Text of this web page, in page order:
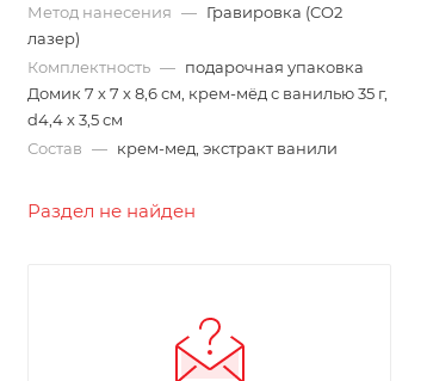
Метод нанесения — Гравировка (CO2
лазер)
Комплектность — подарочная упаковка
Домик 7 х 7 х 8,6 см, крем-мёд с ванилью 35 г,
d4,4 х 3,5 см
Состав — крем-мед, экстракт ванили
Раздел не найден